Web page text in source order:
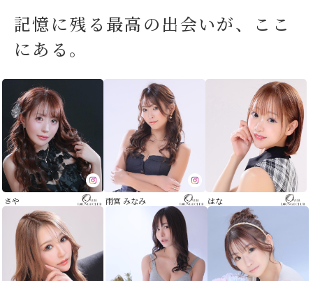
記憶に残る最高の出会いが、
ここ
にある。
さや 雨宮 みなみ はな